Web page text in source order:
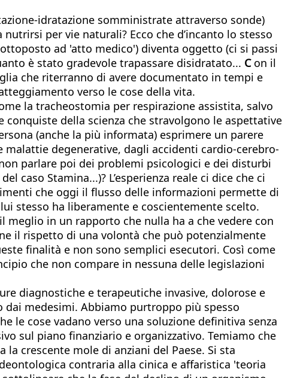
idratazione somministrate attraverso sonde)
per vie naturali? Ecco che d’incanto lo stesso
ad 'atto medico') diventa oggetto (ci si passi
è stato gradevole trapassare disidratato... Con il
che riterranno di avere documentato in tempi e
verso le cose della vita.
la tracheostomia per respirazione assistita, salvo
della scienza che stravolgono le aspettative
(anche la più informata) esprimere un parere
degenerative, dagli accidenti cardio-cerebro-
parlare poi dei problemi psicologici e dei disturbi
caso Stamina...)? L’esperienza reale ci dice che ci
che oggi il flusso delle informazioni permette di
stesso ha liberamente e coscientemente scelto.
in un rapporto che nulla ha a che vedere con
il rispetto di una volontà che può potenzialmente
finalità e non sono semplici esecutori. Così come
che non compare in nessuna delle legislazioni
diagnostiche e terapeutiche invasive, dolorose e
medesimi. Abbiamo purtroppo più spesso
le cose vadano verso una soluzione definitiva senza
sul piano finanziario e organizzativo. Temiamo che
crescente mole di anziani del Paese. Si sta
contraria alla cinica e affaristica 'teoria